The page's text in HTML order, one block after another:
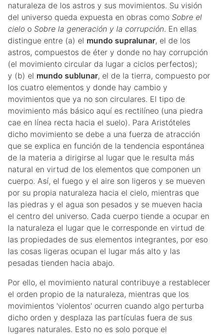
naturaleza de los astros y sus movimientos. Su visión
del universo queda expuesta en obras como Sobre el
cielo o Sobre la generación y la corrupción. En ellas
distingue entre (a) el mundo supralunar, el de los
astros, compuestos de éter y donde no hay corrupción
(el movimiento circular da lugar a ciclos perfectos);
y (b) el mundo sublunar, el de la tierra, compuesto por
los cuatro elementos y donde hay cambio y
movimientos que ya no son circulares. El tipo de
movimiento más básico aquí es rectilíneo (una piedra
cae en línea recta hacia el suelo). Para Aristóteles
dicho movimiento se debe a una fuerza de atracción
que se explica en función de la tendencia espontánea
de la materia a dirigirse al lugar que le resulta más
natural en virtud de los elementos que componen un
cuerpo. Así, el fuego y el aire son ligeros y se mueven
por su propia naturaleza hacia el cielo, mientras que
las piedras y el agua son pesados y se mueven hacia
el centro del universo. Cada cuerpo tiende a ocupar en
la naturaleza el lugar que le corresponde en virtud de
las propiedades de sus elementos integrantes, por eso
las cosas ligeras ocupan el lugar más alto y las
pesadas tienden hacia abajo.
Por ello, el movimiento natural contribuye a restablecer
el orden propio de la naturaleza, mientras que los
movimientos 'violentos' ocurren cuando algo perturba
dicho orden y desplaza las partículas fuera de sus
lugares naturales. Esto no es solo porque el